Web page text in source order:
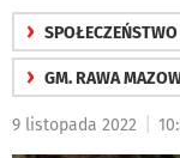
› SPOŁECZEŃSTWO
› GM. RAWA
9 listopada 2022